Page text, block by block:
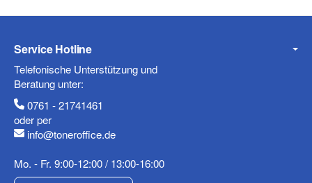
Mobiltelefon
Service Hotline
Telefonische Unterstützung und
Beratung unter:
0761 - 21741461
oder per
info@toneroffice.de
Mo. - Fr. 9:00-12:00 / 13:00-16:00